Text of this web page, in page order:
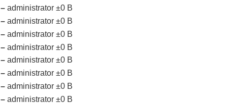
– administrator ±0 B
– administrator ±0 B
– administrator ±0 B
– administrator ±0 B
– administrator ±0 B
– administrator ±0 B
– administrator ±0 B
– administrator ±0 B